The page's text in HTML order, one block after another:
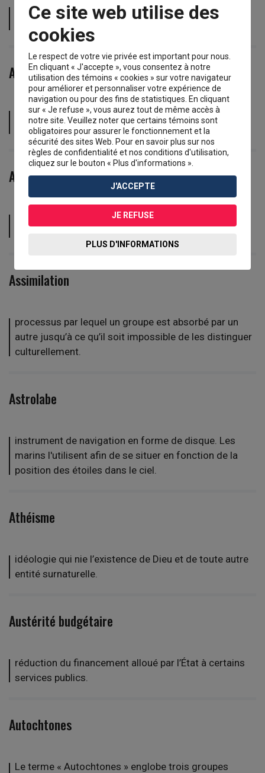
politique de ségrégation raciale imposée en Afrique
du Sud par des lois en vigueur de 1948 à 1991.
Artisan
personne dont le métier repose sur un travail manuel
et un savoir-faire particulier.
Assemblée populaire
rassemblement public et politique d’un groupe de
Assimilation
processus par lequel un groupe est absorbé par un
autre jusqu’à ce qu’il soit impossible de les distinguer
culturellement.
Astrolabe
instrument de navigation en forme de disque. Les
marins l'utilisent afin de se situer en fonction de la
position des étoiles dans le ciel.
Athéisme
idéologie qui nie l’existence de Dieu et de toute autre
entité surnaturelle.
Austérité budgétaire
réduction du financement alloué par l’État à certains
services publics.
Autochtones
Le terme « Autochtones » englobe trois groupes
Ce site web utilise des
cookies
Le respect de votre vie privée est important pour nous.
En cliquant « J'accepte », vous consentez à notre
utilisation des témoins « cookies » sur votre navigateur
pour améliorer et personnaliser votre expérience de
navigation ou pour des fins de statistiques. En cliquant
sur « Je refuse », vous aurez tout de même accès à
notre site. Veuillez noter que certains témoins sont
obligatoires pour assurer le fonctionnement et la
sécurité des sites Web. Pour en savoir plus sur nos
règles de confidentialité et nos conditions d'utilisation,
cliquez sur le bouton « Plus d'informations ».
J'ACCEPTE
JE REFUSE
PLUS D'INFORMATIONS